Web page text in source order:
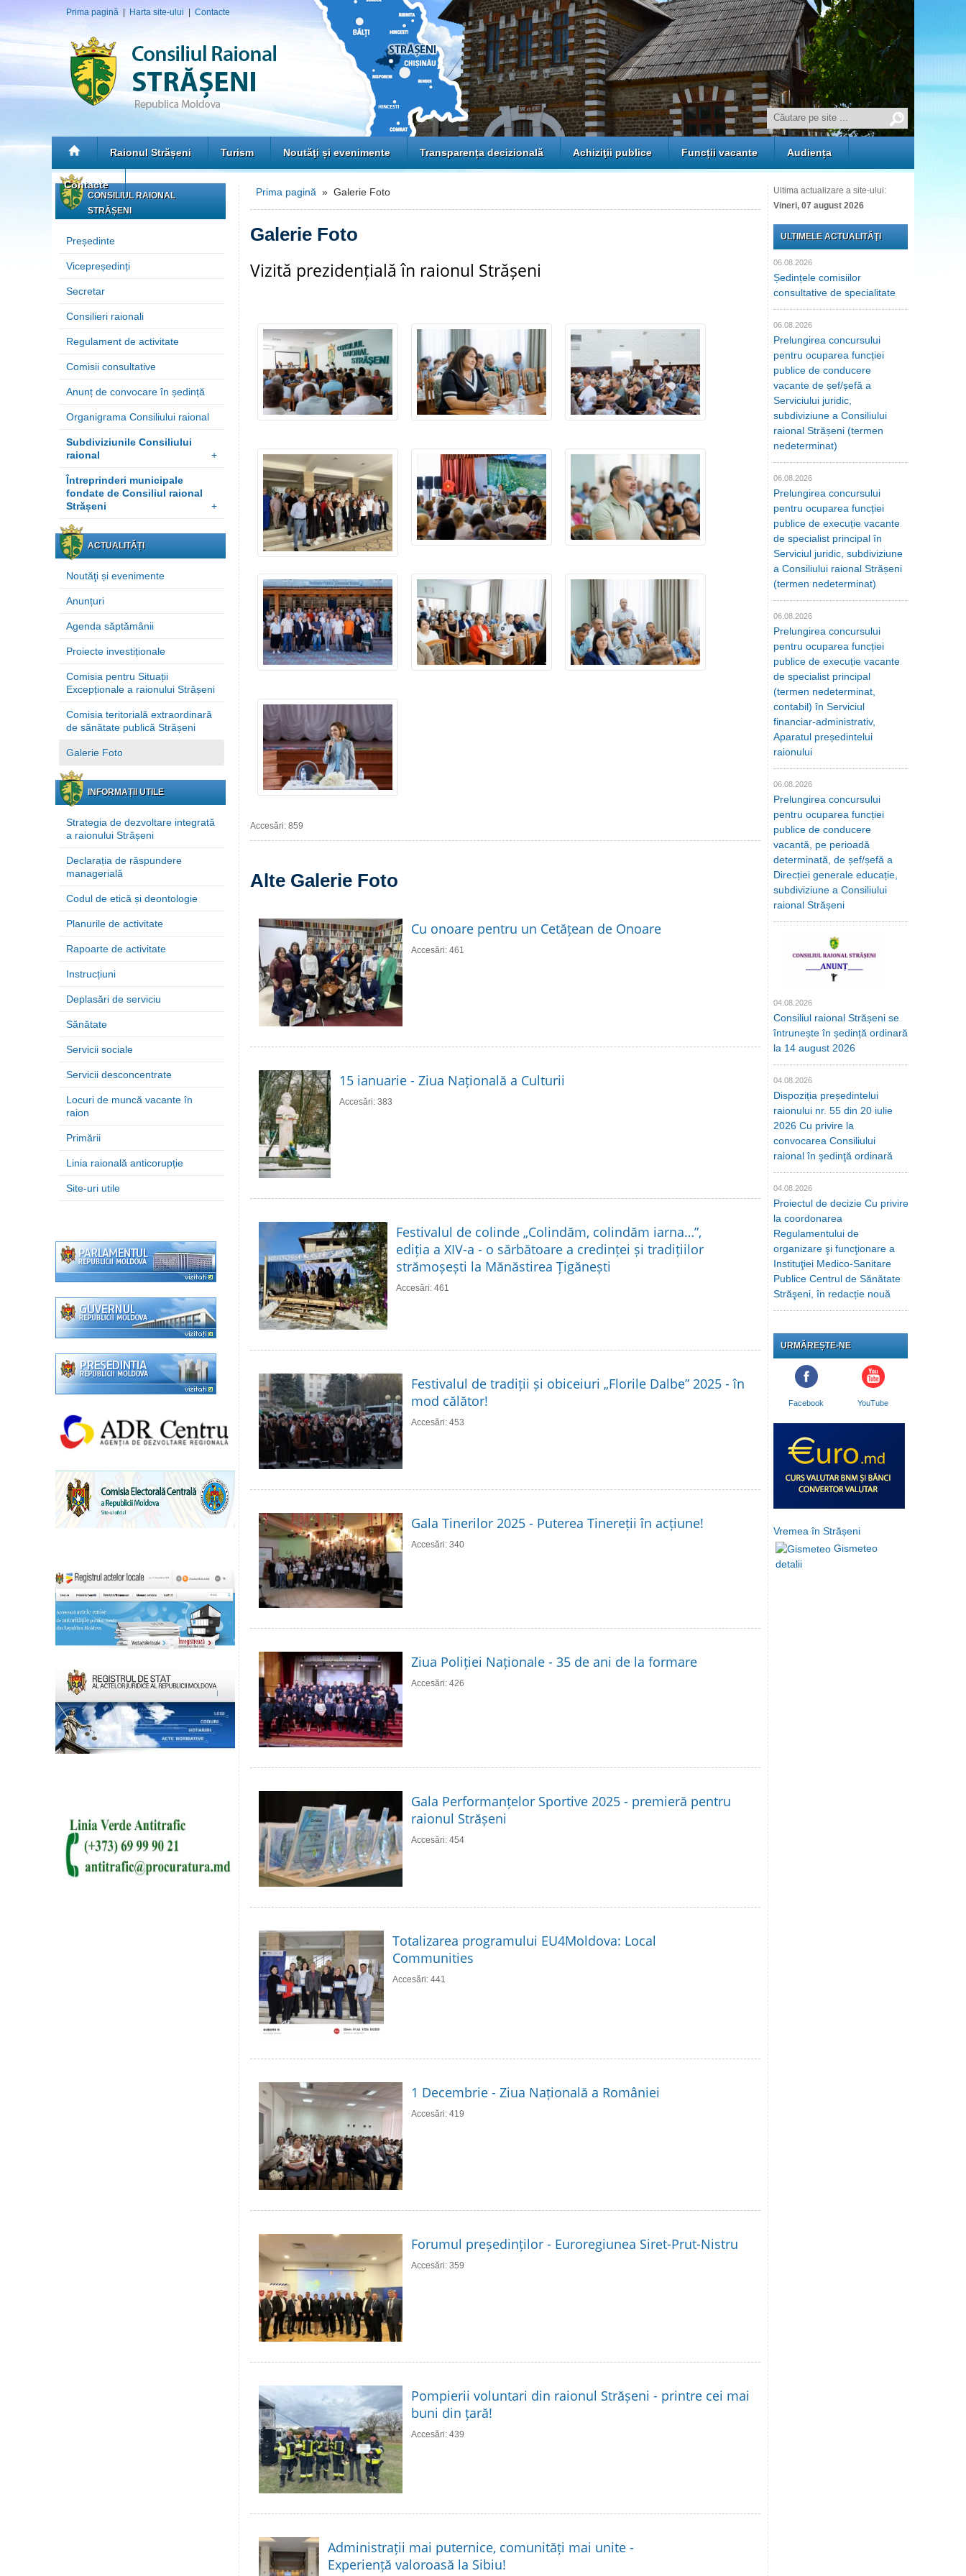
Prima pagină Harta site-ului Contacte
Raionul Strășeni Turism Noutăţi și evenimente Transparența decizională Achiziţii publice Funcții vacante Audiența
Contacte
CONSILIUL RAIONAL
STRĂȘENI
Președinte
Vicepreședinți
Secretar
Consilieri raionali
Regulament de activitate
Comisii consultative
Anunț de convocare în ședință
Organigrama Consiliului raional
Subdiviziunile Consiliului
raional
+
Întreprinderi municipale
fondate de Consiliul raional
Strășeni
+
ACTUALITĂȚI
Noutăţi și evenimente
Anunțuri
Agenda săptămânii
Proiecte investiționale
Comisia pentru Situații
Excepționale a raionului Strășeni
Comisia teritorială extraordinară
de sănătate publică Strășeni
Galerie Foto
INFORMAȚII UTILE
Strategia de dezvoltare integrată
a raionului Strășeni
Declarația de răspundere
managerială
Codul de etică și deontologie
Planurile de activitate
Rapoarte de activitate
Instrucțiuni
Deplasări de serviciu
Sănătate
Servicii sociale
Servicii desconcentrate
Locuri de muncă vacante în
raion
Primării
Linia raională anticorupție
Site-uri utile
Prima pagină » Galerie Foto
Galerie Foto
Vizită prezidențială în raionul Strășeni
Accesări: 859
Alte Galerie Foto
Cu onoare pentru un Cetățean de Onoare
Accesări: 461
15 ianuarie - Ziua Națională a Culturii
Accesări: 383
Festivalul de colinde „Colindăm, colindăm iarna…”,
ediția a XIV-a - o sărbătoare a credinței și tradițiilor
strămoșești la Mănăstirea Țigănești
Accesări: 461
Festivalul de tradiții și obiceiuri „Florile Dalbe” 2025 - în
mod călător!
Accesări: 453
Gala Tinerilor 2025 - Puterea Tinereții în acțiune!
Accesări: 340
Ziua Poliției Naționale - 35 de ani de la formare
Accesări: 426
Gala Performanțelor Sportive 2025 - premieră pentru
raionul Strășeni
Accesări: 454
Totalizarea programului EU4Moldova: Local
Communities
Accesări: 441
1 Decembrie - Ziua Națională a României
Accesări: 419
Forumul președinților - Euroregiunea Siret-Prut-Nistru
Accesări: 359
Pompierii voluntari din raionul Strășeni - printre cei mai
buni din țară!
Accesări: 439
Administrații mai puternice, comunități mai unite -
Experiență valoroasă la Sibiu!
Ultima actualizare a site-ului:
Vineri, 07 august 2026
ULTIMELE ACTUALITĂŢI
06.08.2026
Ședințele comisiilor
consultative de specialitate
06.08.2026
Prelungirea concursului
pentru ocuparea funcției
publice de conducere
vacante de șef/șefă a
Serviciului juridic,
subdiviziune a Consiliului
raional Strășeni (termen
nedeterminat)
06.08.2026
Prelungirea concursului
pentru ocuparea funcției
publice de execuție vacante
de specialist principal în
Serviciul juridic, subdiviziune
a Consiliului raional Strășeni
(termen nedeterminat)
06.08.2026
Prelungirea concursului
pentru ocuparea funcției
publice de execuție vacante
de specialist principal
(termen nedeterminat,
contabil) în Serviciul
financiar-administrativ,
Aparatul președintelui
raionului
06.08.2026
Prelungirea concursului
pentru ocuparea funcției
publice de conducere
vacantă, pe perioadă
determinată, de șef/șefă a
Direcției generale educație,
subdiviziune a Consiliului
raional Strășeni
04.08.2026
Consiliul raional Strășeni se
întrunește în ședință ordinară
la 14 august 2026
04.08.2026
Dispoziția președintelui
raionului nr. 55 din 20 iulie
2026 Cu privire la
convocarea Consiliului
raional în şedinţă ordinară
04.08.2026
Proiectul de decizie Cu privire
la coordonarea
Regulamentului de
organizare şi funcţionare a
Instituţiei Medico-Sanitare
Publice Centrul de Sănătate
Străşeni, în redacție nouă
URMĂREȘTE-NE
Facebook YouTube
Vremea în Strășeni
Gismeteo
detalii